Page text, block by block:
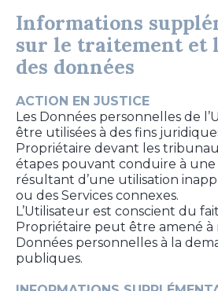
Informations
sur le traitement et
des données
ACTION EN JUSTICE
Les Données personnelles de
être utilisées à des fins
Propriétaire devant les
étapes pouvant conduire à
résultant d’une utilisation
ou des Services connexes.
L’Utilisateur est conscient du
Propriétaire peut être amené à
Données personnelles à la
publiques.